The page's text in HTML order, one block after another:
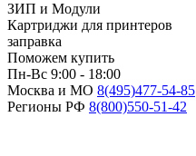
ЗИП и Модули
Картриджи для принтеров
заправка
Поможем купить
Пн-Вс 9:00 - 18:00
Москва и МО 8(495)477-54-85
Регионы РФ 8(800)550-51-42